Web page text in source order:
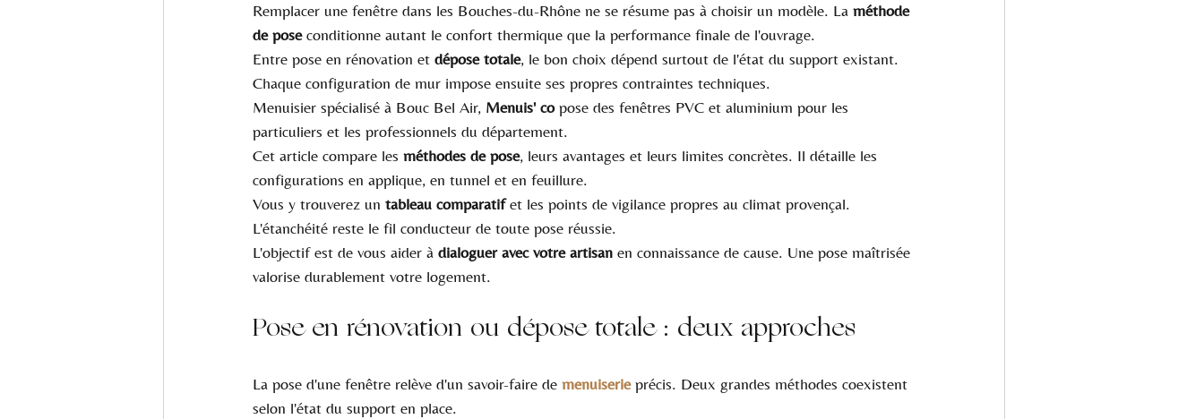
Remplacer une fenêtre dans les Bouches-du-Rhône ne se résume pas à choisir un modèle. La méthode
de pose conditionne autant le confort thermique que la performance finale de l'ouvrage.
Entre pose en rénovation et dépose totale, le bon choix dépend surtout de l'état du support existant.
Chaque configuration de mur impose ensuite ses propres contraintes techniques.
Menuisier spécialisé à Bouc Bel Air, Menuis' co pose des fenêtres PVC et aluminium pour les
particuliers et les professionnels du département.
Cet article compare les méthodes de pose, leurs avantages et leurs limites concrètes. Il détaille les
configurations en applique, en tunnel et en feuillure.
Vous y trouverez un tableau comparatif et les points de vigilance propres au climat provençal.
L'étanchéité reste le fil conducteur de toute pose réussie.
L'objectif est de vous aider à dialoguer avec votre artisan en connaissance de cause. Une pose maîtrisée
valorise durablement votre logement.
Pose en rénovation ou dépose totale : deux approches
La pose d'une fenêtre relève d'un savoir-faire de menuiserie précis. Deux grandes méthodes coexistent
selon l'état du support en place.